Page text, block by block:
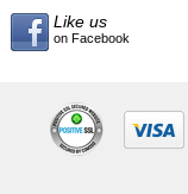
Like us
on Facebook